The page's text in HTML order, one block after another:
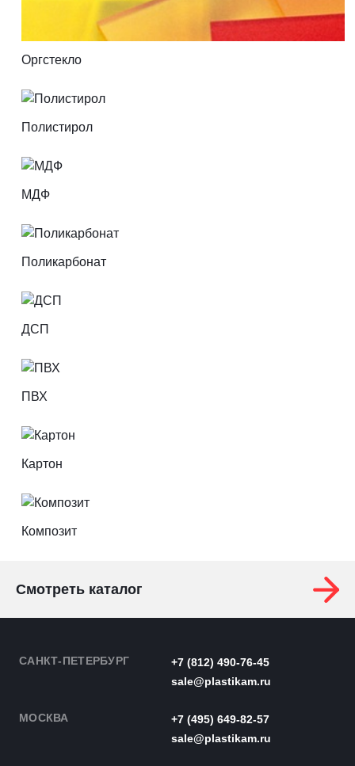
Оргстекло
Полистирол
МДФ
Поликарбонат
ДСП
ПВХ
Картон
Композит
Смотреть каталог
САНКТ-ПЕТЕРБУРГ
+7 (812) 490-76-45
sale@plastikam.ru
МОСКВА
+7 (495) 649-82-57
sale@plastikam.ru